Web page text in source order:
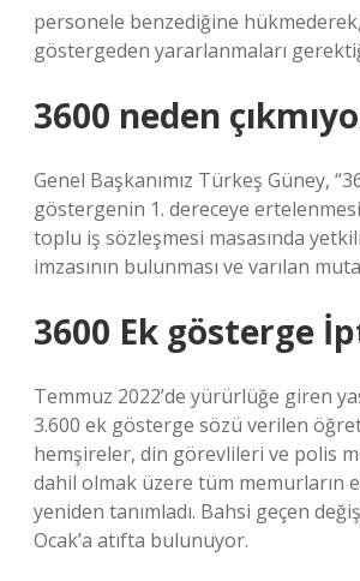
personele benzediğine
göstergeden yararlanmaları
3600 neden
Genel Başkanımız Türkeş Güney,
göstergenin 1. dereceye
toplu iş sözleşmesi masasında
imzasının bulunması ve varılan
3600 Ek gösterge
Temmuz 2022’de yürürlüğe giren
3.600 ek gösterge sözü verilen
hemşireler, din görevlileri ve polis
dahil olmak üzere tüm memurların
yeniden tanımladı. Bahsi geçen
Ocak’a atıfta bulunuyor.